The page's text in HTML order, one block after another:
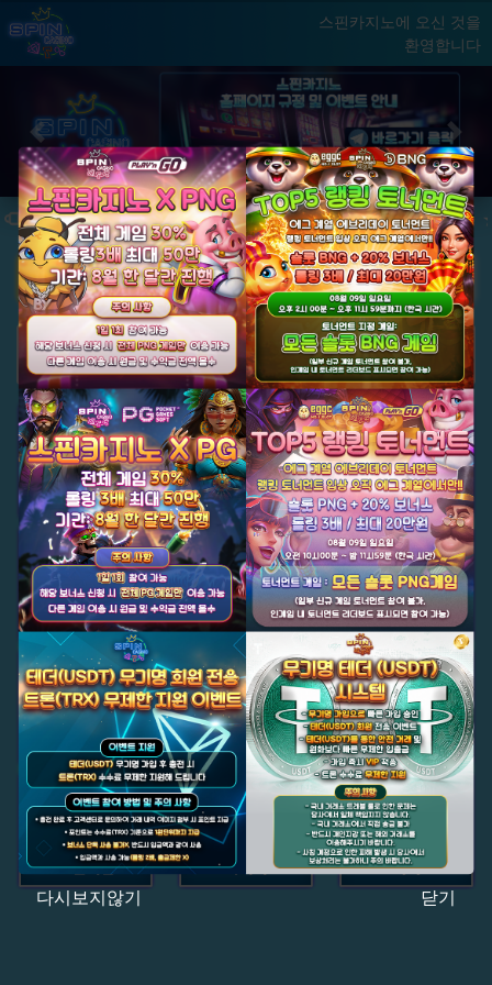
다시보지않기 닫기
스핀카지노에 오신 것을
환영합니다
게임
Previous
Next
★ 국내 최초, 국내 슬롯 1등 에그계열 ★